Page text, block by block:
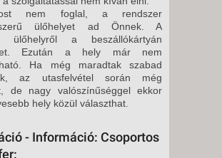
nem foglal, a rendszer
ülőhelyet ad Önnek. A
ülőhelyről a beszállókártyán
Ezután a hely már nem
Ha még maradtak szabad
az utasfelvétel során még
de nagy valószínűséggel ekkor
hely közül választhat.
- Információ: Csoportos